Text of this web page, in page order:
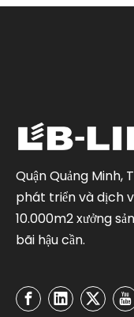
Quận Quảng Minh,
phát triển và dịch
10.000m2 xưởng
bãi hậu cần.